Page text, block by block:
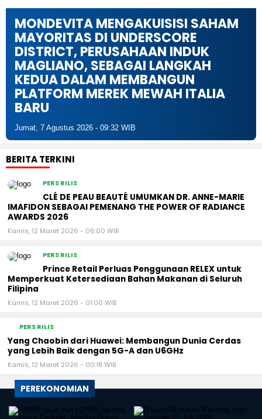
MONDEVITA MENGAKUISISI SAHAM
MAYORITAS DI UNDERSCORE
DISTRICT, PERUSAHAAN INDUK
MAGLIANO, SEBAGAI LANGKAH
KEDUA DALAM MEMBANGUN
PLATFORM MEREK MEWAH ITALIA
BARU
Jumat, 7 Agustus 2026 - 09:32 WIB
BERITA TERKINI
PERS RILIS
CLÉ DE PEAU BEAUTÉ UMUMKAN DR. ANNE-MARIE
IMAFIDON SEBAGAI PEMENANG THE POWER OF RADIANCE
AWARDS 2026
Kamis, 12 Maret 2026 - 06:00 WIB
PERS RILIS
Prince Retail Perluas Penggunaan RELEX untuk
Memperkuat Ketersediaan Bahan Makanan di Seluruh
Filipina
Kamis, 12 Maret 2026 - 01:00 WIB
PERS RILIS
Yang Chaobin dari Huawei: Membangun Dunia Cerdas
yang Lebih Baik dengan 5G-A dan U6GHz
Kamis, 12 Maret 2026 - 00:18 WIB
PEREKONOMIAN